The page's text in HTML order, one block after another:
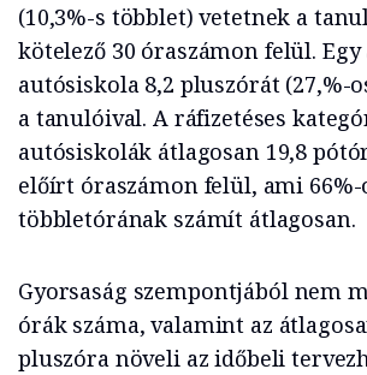
(10,3%-s többlet) vetetnek a
kötelező 30 óraszámon felül. Egy
autósiskola 8,2 pluszórát (27,%-
a tanulóival. A ráfizetéses
autósiskolák átlagosan 19,8
előírt óraszámon felül, ami 66%-
többletórának számít átlagosan.
Gyorsaság szempontjából nem
órák száma, valamint az
pluszóra növeli az időbeli